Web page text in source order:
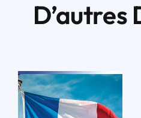
D’autres